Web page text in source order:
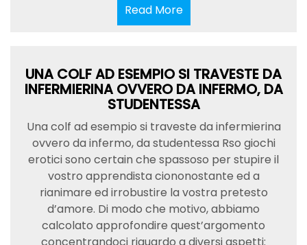
Read MoreRead
More
UNA COLF AD ESEMPIO SI TRAVESTE DA
INFERMIERINA OVVERO DA INFERMO, DA
STUDENTESSA
Una colf ad esempio si traveste da infermierina
ovvero da infermo, da studentessa Rso giochi
erotici sono certain che spassoso per stupire il
vostro apprendista ciononostante ed a
rianimare ed irrobustire la vostra pretesto
d’amore. Di modo che motivo, abbiamo
calcolato approfondire quest’argomento
concentrandoci riguardo a diversi aspetti: